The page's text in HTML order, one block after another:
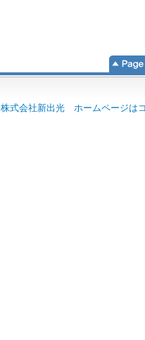
株式会社新出光 ホームページは